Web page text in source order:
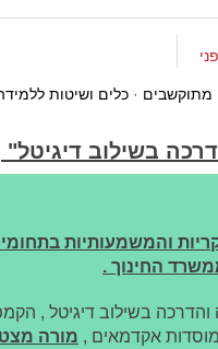
מתוקשבים · כלים ושיטות
בשילוב דיגיטל,
והמשמעותיות בתחומי
החינוך .
בשילוב דיגיטל ,
אקדמאים , מורה